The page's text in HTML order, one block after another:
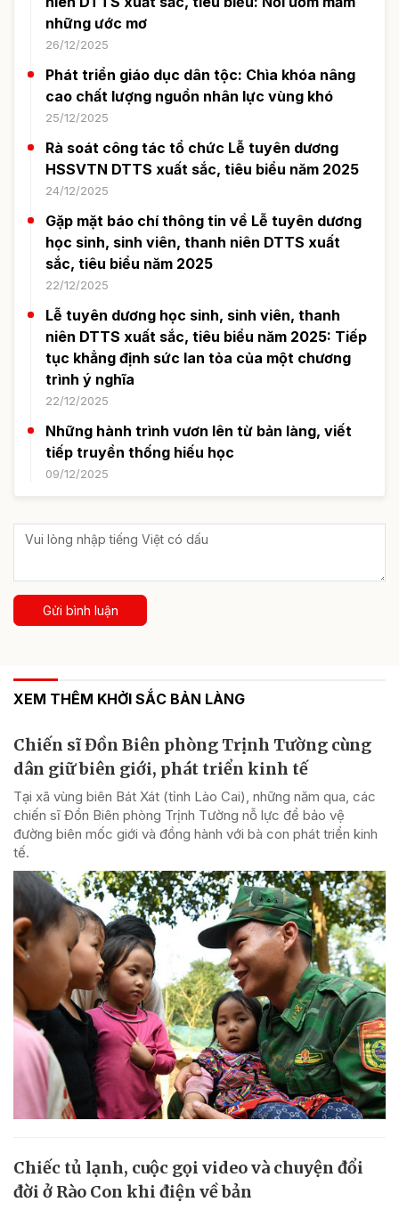
những ước mơ
26/12/2025
Phát triển giáo dục dân tộc: Chìa khóa nâng
cao chất lượng nguồn nhân lực vùng khó
25/12/2025
Rà soát công tác tổ chức Lễ tuyên dương
HSSVTN DTTS xuất sắc, tiêu biểu năm 2025
24/12/2025
Gặp mặt báo chí thông tin về Lễ tuyên dương
học sinh, sinh viên, thanh niên DTTS xuất
sắc, tiêu biểu năm 2025
22/12/2025
Lễ tuyên dương học sinh, sinh viên, thanh
niên DTTS xuất sắc, tiêu biểu năm 2025: Tiếp
tục khẳng định sức lan tỏa của một chương
trình ý nghĩa
22/12/2025
Những hành trình vươn lên từ bản làng, viết
tiếp truyền thống hiếu học
09/12/2025
Gửi bình luận
XEM THÊM KHỞI SẮC BẢN LÀNG
Chiến sĩ Đồn Biên phòng Trịnh Tường cùng
dân giữ biên giới, phát triển kinh tế
Tại xã vùng biên Bát Xát (tỉnh Lào Cai), những năm qua, các
chiến sĩ Đồn Biên phòng Trịnh Tường nỗ lực để bảo vệ
đường biên mốc giới và đồng hành với bà con phát triển kinh
tế.
Chiếc tủ lạnh, cuộc gọi video và chuyện đổi
đời ở Rào Con khi điện về bản